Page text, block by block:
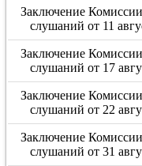
Заключение
слушаний от 11
Заключение
слушаний от 17
Заключение
слушаний от 22
Заключение
слушаний от 31